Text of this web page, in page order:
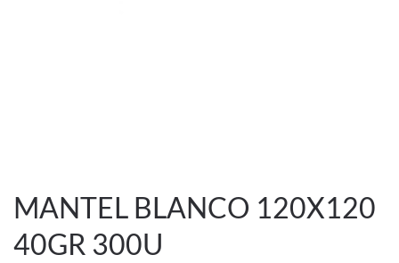
MANTEL BLANCO 120X120
40GR 300U